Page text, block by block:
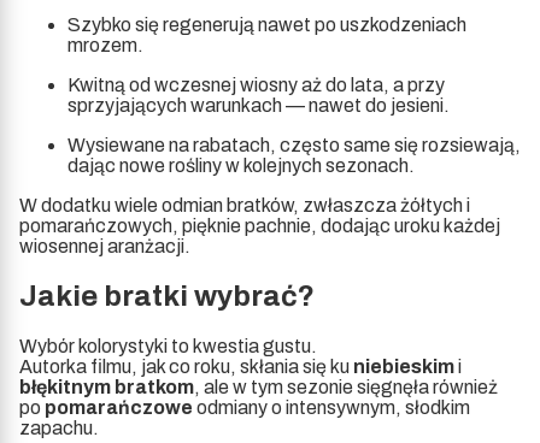
Szybko się regenerują nawet po uszkodzeniach
mrozem.
Kwitną od wczesnej wiosny aż do lata, a przy
sprzyjających warunkach — nawet do jesieni.
Wysiewane na rabatach, często same się rozsiewają,
dając nowe rośliny w kolejnych sezonach.
W dodatku wiele odmian bratków, zwłaszcza żółtych i
pomarańczowych, pięknie pachnie, dodając uroku każdej
wiosennej aranżacji.
Jakie bratki wybrać?
Wybór kolorystyki to kwestia gustu.
Autorka filmu, jak co roku, skłania się ku niebieskimi
błękitnym bratkom, ale w tym sezonie sięgnęła również
po pomarańczowe odmiany o intensywnym, słodkim
zapachu.